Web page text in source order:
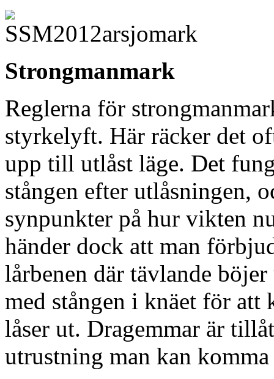
Strongmanmark
Reglerna för
styrkelyft. Här räcker det
upp till utlåst läge. Det
stången efter utlåsningen,
synpunkter på hur vikten
händer dock att man
lårbenen där tävlande
med stången i knäet för att
låser ut. Dragemmar är
utrustning man kan komma